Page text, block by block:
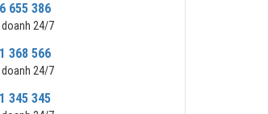
655 386
doanh 24/7
368 566
doanh 24/7
345 345